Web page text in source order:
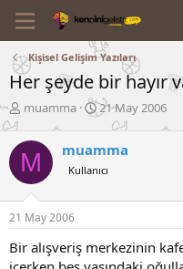
Kişisel Gelişim Yazıları
Her şeyde bir hayır
K
n
u
y
u
B
a
l
muamma
B
l
a
g
t
21 May 2006
M muamma
Kullanıcı
21 May 2006
Bir alışveriş merkezinin